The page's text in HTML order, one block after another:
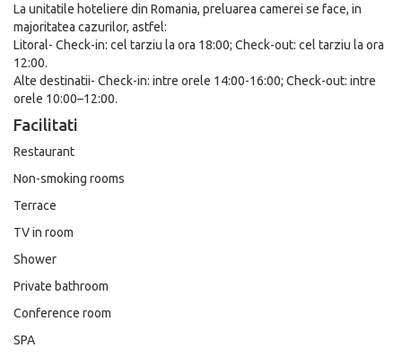
La unitatile hoteliere din Romania, preluarea camerei se face, in
majoritatea cazurilor, astfel:
Litoral- Check-in: cel tarziu la ora 18:00; Check-out: cel tarziu la ora
12:00.
Alte destinatii- Check-in: intre orele 14:00-16:00; Check-out: intre
orele 10:00–12:00.
Facilitati
Restaurant
Non-smoking rooms
Terrace
TV in room
Shower
Private bathroom
Conference room
SPA